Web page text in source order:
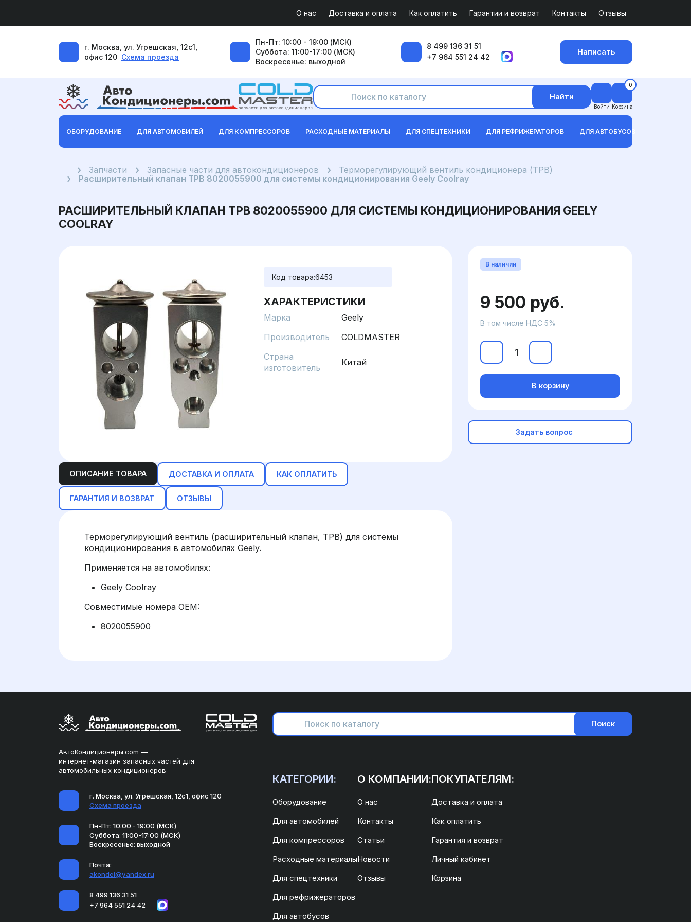
О нас Доставка и оплата Как оплатить Гарантии и возврат Контакты Отзывы
г. Москва, ул. Угрешская, 12с1,
офис 120 Схема проезда
Пн-Пт: 10:00 - 19:00 (МСК)
Суббота: 11:00-17:00 (МСК)
Воскресенье: выходной
8 499 136 31 51
+7 964 551 24 42
Написать
Найти
Войти
0
Корзина
ОБОРУДОВАНИЕ ДЛЯ АВТОМОБИЛЕЙ ДЛЯ КОМПРЕССОРОВ РАСХОДНЫЕ МАТЕРИАЛЫ ДЛЯ СПЕЦТЕХНИКИ ДЛЯ РЕФРИЖЕРАТОРОВ ДЛЯ АВТОБУСОВ
ГлавнаяЗапчасти Запасные части для автокондиционеров
Терморегулирующий вентиль кондиционера (ТРВ)
Расширительный клапан ТРВ 8020055900 для системы кондиционирования Geely Coolray
РАСШИРИТЕЛЬНЫЙ КЛАПАН ТРВ 8020055900 ДЛЯ СИСТЕМЫ КОНДИЦИОНИРОВАНИЯ GEELY
COOLRAY
Код товара:6453
ХАРАКТЕРИСТИКИ
Марка
Geely
Производитель
COLDMASTER
Страна
изготовитель
Китай
ОПИСАНИЕ ТОВАРА ДОСТАВКА И ОПЛАТА КАК ОПЛАТИТЬ
ГАРАНТИЯ И ВОЗВРАТ ОТЗЫВЫ
Терморегулирующий вентиль (расширительный клапан, ТРВ) для системы
кондиционирования в автомобилях Geely.
Применяется на автомобилях:
Geely Coolray
Совместимые номера OEM:
8020055900
В наличии
9 500 руб.
В том числе НДС 5%
В корзину
Задать вопрос
АвтоКондиционеры.com —
интернет-магазин запасных частей для
автомобильных кондиционеров
г. Москва, ул. Угрешская, 12с1, офис 120
Схема проезда
Пн-Пт: 10:00 - 19:00 (МСК)
Суббота: 11:00-17:00 (МСК)
Воскресенье: выходной
Почта:
akondei@yandex.ru
8 499 136 31 51
+7 964 551 24 42
Поиск
КАТЕГОРИИ:
Оборудование
Для автомобилей
Для компрессоров
Расходные материалы
Для спецтехники
Для рефрижераторов
Для автобусов
О КОМПАНИИ:
О нас
Контакты
Статьи
Новости
Отзывы
ПОКУПАТЕЛЯМ:
Доставка и оплата
Как оплатить
Гарантия и возврат
Личный кабинет
Корзина